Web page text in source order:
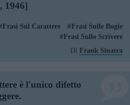
1946]
Frasi Sul Carattere
Frasi Sulle Bugie
Frasi Sullo Scrivere
Di Frank Sinatra
è l'unico difetto